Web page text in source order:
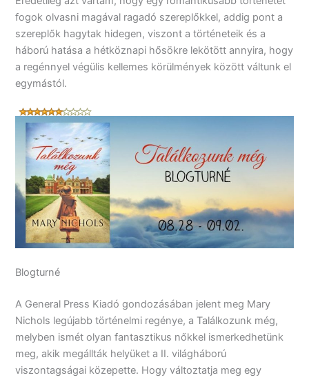
fogok olvasni magával ragadó szereplőkkel, addig pont a
szereplők hagytak hidegen, viszont a történeteik és a
háború hatása a hétköznapi hősökre lekötött annyira, hogy
a regénnyel végülis kellemes körülmények között váltunk el
egymástól.
Blogturné
A General Press Kiadó gondozásában jelent meg Mary
Nichols legújabb történelmi regénye, a Találkozunk még,
melyben ismét olyan fantasztikus nőkkel ismerkedhetünk
meg, akik megállták helyüket a II. világháború
viszontagságai közepette. Hogy változtatja meg egy